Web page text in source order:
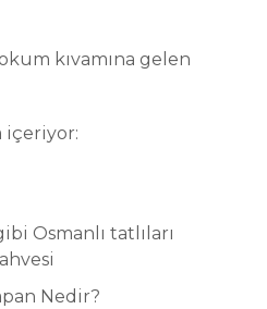
kıvamına gelen
içeriyor:
Osmanlı tatlıları
Nedir?